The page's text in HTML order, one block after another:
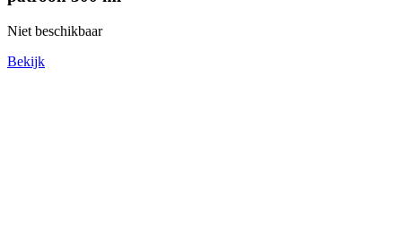
Niet beschikbaar
Bekijk